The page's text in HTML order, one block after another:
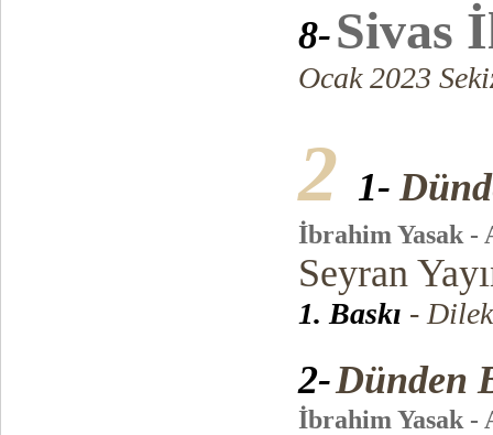
8-Sivas
Ocak 2023
2 1-
İbrahim Yasak -
Seyran
1. Baskı -
2-Dünden
İbrahim Yasak -